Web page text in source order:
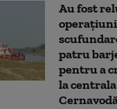
Au fost
patru
pentru a
la